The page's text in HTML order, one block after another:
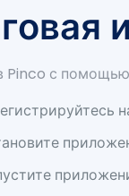
Pinco с